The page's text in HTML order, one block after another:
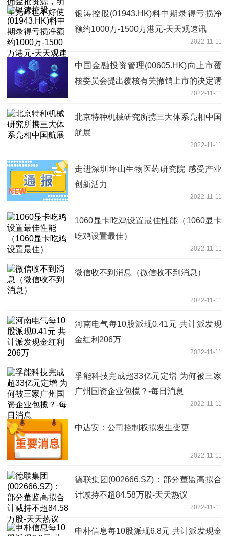
银涛控股(01943.HK)料中期录得亏损净
额约1000万-1500万港元-天天观速讯
2022-11-11
中国金融投资管理(00605.HK)向上市覆
核委员会提出覆核有关撤销上市的决定请
2022-11-11
北京特种机械研究所携三大体系亮相中国
航展
2022-11-11
走进深圳坪山生物医药研究院 感受产业
创新活力
2022-11-11
1060显卡吃鸡设置最佳性能（1060显卡
吃鸡设置最佳）
2022-11-11
微信收不到消息（微信收不到消息）
2022-11-11
河南电气每10股派现0.41元 共计派发现
金红利206万
2022-11-11
孚能科技完成超33亿元定增 为何被三家
广州国资企业包揽？-每日消息
2022-11-11
中达安：公司控制权拟发生变更
2022-11-11
德联集团(002666.SZ)：部分董监高拟合
计减持不超84.58万股-天天热议
2022-11-11
申朴信息每10股派现6.8元 共计派发现金